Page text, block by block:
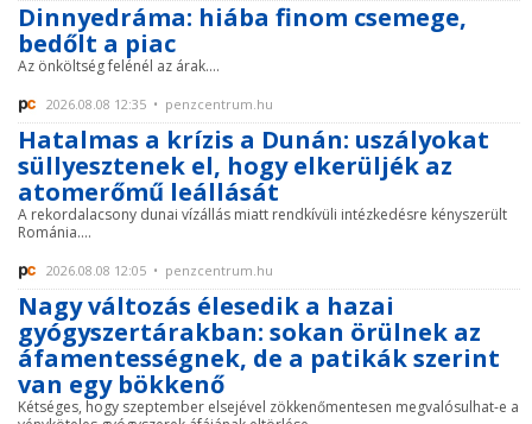
Dinnyedráma: hiába finom csemege,
bedőlt a piac
Az önköltség felénél az árak....
2026.08.08 12:35 • penzcentrum.hu
Hatalmas a krízis a Dunán: uszályokat
süllyesztenek el, hogy elkerüljék az
atomerőmű leállását
A rekordalacsony dunai vízállás miatt rendkívüli intézkedésre kényszerült
Románia....
2026.08.08 12:05 • penzcentrum.hu
Nagy változás élesedik a hazai
gyógyszertárakban: sokan örülnek az
áfamentességnek, de a patikák szerint
van egy bökkenő
Kétséges, hogy szeptember elsejével zökkenőmentesen megvalósulhat-e a